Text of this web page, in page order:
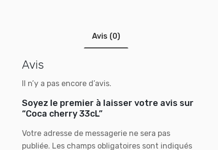
Avis (0)
Avis
Il n’y a pas encore d’avis.
Soyez le premier à laisser votre avis sur
“Coca cherry 33cL”
Votre adresse de messagerie ne sera pas
publiée. Les champs obligatoires sont indiqués